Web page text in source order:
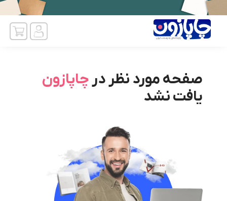
صفحه مورد نظر درچاپازون
یافت نشد